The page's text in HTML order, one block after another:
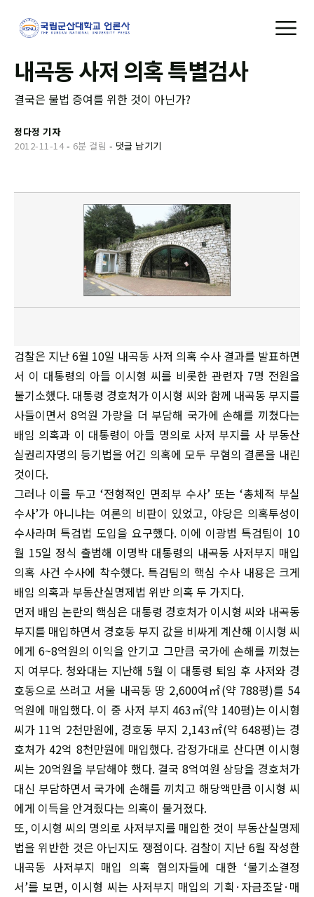
내곡동 사저 의혹 특별검사
결국은 불법 증여를 위한 것이 아닌가?
정다정 기자
2012-11-14- 6분 걸림 - 댓글 남기기
검찰은 지난 6월 10일 내곡동 사저 의혹 수사 결과를 발표하면
서 이 대통령의 아들 이시형 씨를 비롯한 관련자 7명 전원을
불기소했다. 대통령 경호처가 이시형 씨와 함께 내곡동 부지를
사들이면서 8억원 가량을 더 부담해 국가에 손해를 끼쳤다는
배임 의혹과 이 대통령이 아들 명의로 사저 부지를 사 부동산
실권리자명의 등기법을 어긴 의혹에 모두 무혐의 결론을 내린
것이다.
그러나 이를 두고 ‘전형적인 면죄부 수사’ 또는 ‘총체적 부실
수사’가 아니냐는 여론의 비판이 있었고, 야당은 의혹투성이
수사라며 특검법 도입을 요구했다. 이에 이광범 특검팀이 10
월 15일 정식 출범해 이명박 대통령의 내곡동 사저부지 매입
의혹 사건 수사에 착수했다. 특검팀의 핵심 수사 내용은 크게
배임 의혹과 부동산실명제법 위반 의혹 두 가지다.
먼저 배임 논란의 핵심은 대통령 경호처가 이시형 씨와 내곡동
부지를 매입하면서 경호동 부지 값을 비싸게 계산해 이시형 씨
에게 6~8억원의 이익을 안기고 그만큼 국가에 손해를 끼쳤는
지 여부다. 청와대는 지난해 5월 이 대통령 퇴임 후 사저와 경
호동으로 쓰려고 서울 내곡동 땅 2,600여㎡(약 788평)를 54
억원에 매입했다. 이 중 사저 부지 463㎡(약 140평)는 이시형
씨가 11억 2천만원에, 경호동 부지 2,143㎡(약 648평)는 경
호처가 42억 8천만원에 매입했다. 감정가대로 산다면 이시형
씨는 20억원을 부담해야 했다. 결국 8억여원 상당을 경호처가
대신 부담하면서 국가에 손해를 끼치고 해당액만큼 이시형 씨
에게 이득을 안겨줬다는 의혹이 불거졌다.
또, 이시형 씨의 명의로 사저부지를 매입한 것이 부동산실명제
법을 위반한 것은 아닌지도 쟁점이다. 검찰이 지난 6월 작성한
내곡동 사저부지 매입 의혹 혐의자들에 대한 ‘불기소결정
서’를 보면, 이시형 씨는 사저부지 매입의 기획·자금조달·매